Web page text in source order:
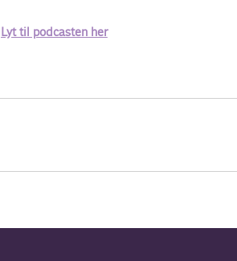
Lyt til podcasten her